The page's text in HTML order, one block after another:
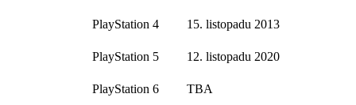
PlayStation 4 15. listopadu 2013
PlayStation 5 12. listopadu 2020
PlayStation 6 TBA